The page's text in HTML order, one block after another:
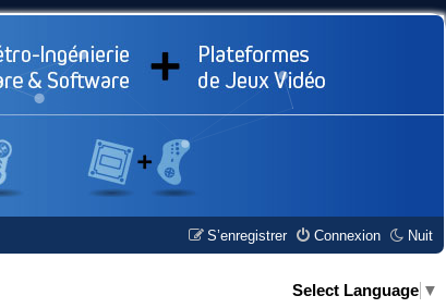
Nuit
Connexion
S’enregistrer
Select Language ▼